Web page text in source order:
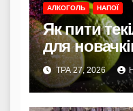
АЛКОГОЛЬ НАПОЇ
Як пити
для
ТРА 27, 2026